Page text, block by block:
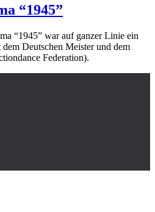
“1945”
“1945” war auf ganzer Linie ein
Deutschen Meister und dem
Federation).